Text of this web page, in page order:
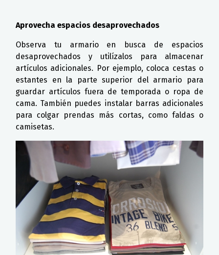
Aprovecha espacios desaprovechados
Observa tu armario en busca de espacios
desaprovechados y utilízalos para almacenar
artículos adicionales. Por ejemplo, coloca cestas o
estantes en la parte superior del armario para
guardar artículos fuera de temporada o ropa de
cama. También puedes instalar barras adicionales
para colgar prendas más cortas, como faldas o
camisetas.